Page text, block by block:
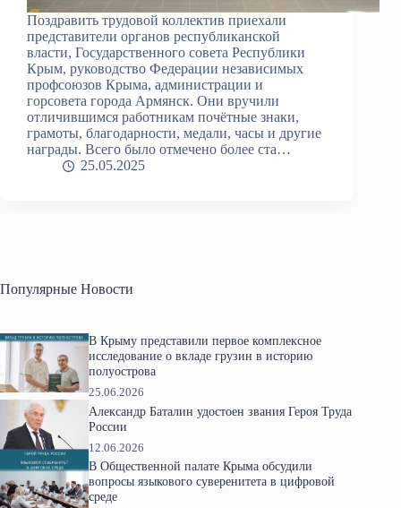
Поздравить трудовой коллектив приехали
представители органов республиканской
власти, Государственного совета Республики
Крым, руководство Федерации независимых
профсоюзов Крыма, администрации и
горсовета города Армянск. Они вручили
отличившимся работникам почётные знаки,
грамоты, благодарности, медали, часы и другие
награды. Всего было отмечено более ста…
25.05.2025
Популярные Новости
В Крыму представили первое комплексное
исследование о вкладе грузин в историю
полуострова
25.06.2026
Александр Баталин удостоен звания Героя Труда
России
12.06.2026
В Общественной палате Крыма обсудили
вопросы языкового суверенитета в цифровой
среде